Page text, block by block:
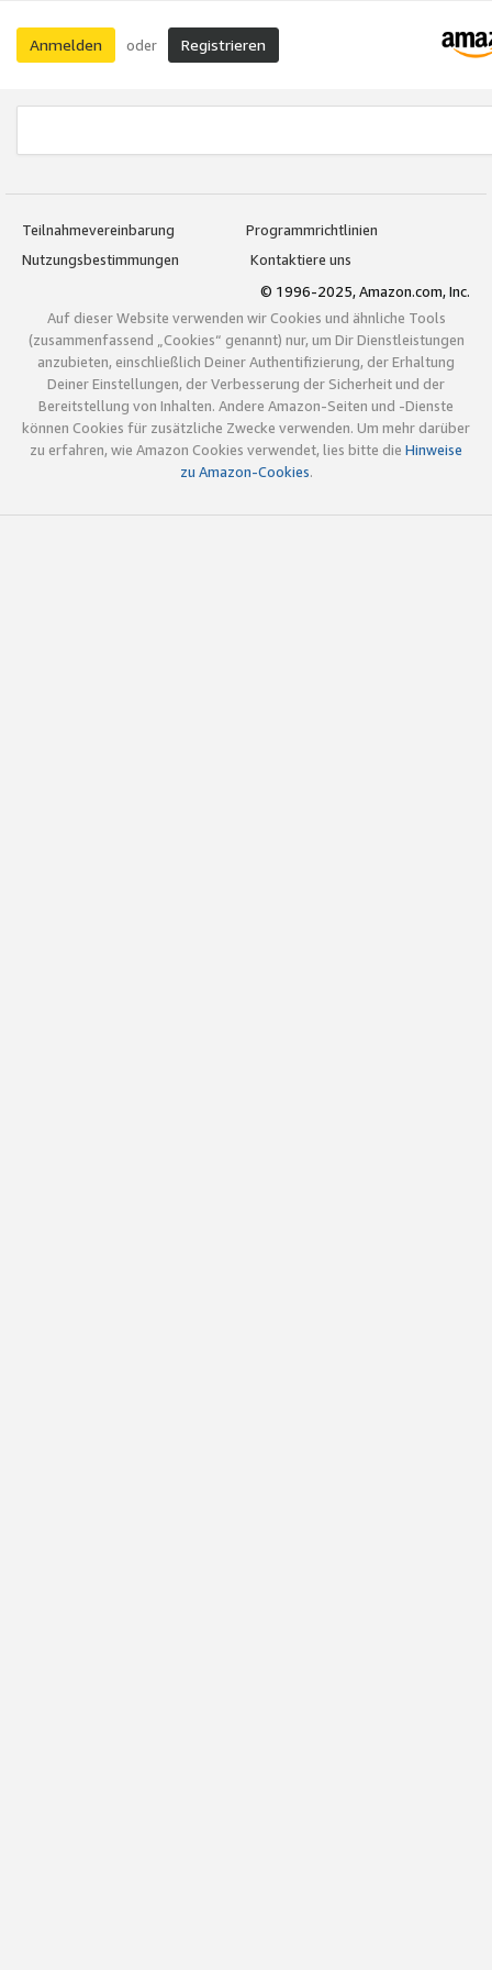
Anmelden oder Registrieren
Teilnahmevereinbarung
Programmrichtlinien
Nutzungsbestimmungen
Kontaktiere uns
© 1996-2025, Amazon.com, Inc.
Auf dieser Website verwenden wir Cookies und ähnliche Tools
(zusammenfassend „Cookies“ genannt) nur, um Dir Dienstleistungen
anzubieten, einschließlich Deiner Authentifizierung, der Erhaltung
Deiner Einstellungen, der Verbesserung der Sicherheit und der
Bereitstellung von Inhalten. Andere Amazon-Seiten und -Dienste
können Cookies für zusätzliche Zwecke verwenden. Um mehr darüber
zu erfahren, wie Amazon Cookies verwendet, lies bitte die Hinweise
zu Amazon-Cookies.